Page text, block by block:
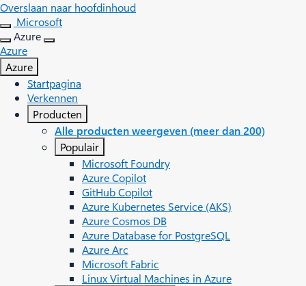
Overslaan naar hoofdinhoud
Microsoft
Azure
Azure
Azure
Startpagina
Verkennen
Producten
Alle producten weergeven (meer dan 200)
Populair
Microsoft Foundry
Azure Copilot
GitHub Copilot
Azure Kubernetes Service (AKS)
Azure Cosmos DB
Azure Database for PostgreSQL
Azure Arc​
Microsoft Fabric
Linux Virtual Machines in Azure